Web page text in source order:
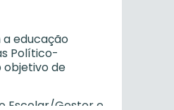
educação
Político-
objetivo de
Escolar/Gestor e